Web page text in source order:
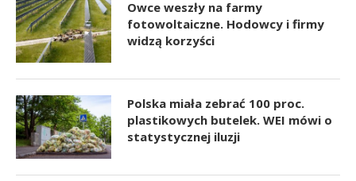
Owce weszły na farmy
fotowoltaiczne. Hodowcy i firmy
widzą korzyści
Polska miała zebrać 100 proc.
plastikowych butelek. WEI mówi o
statystycznej iluzji